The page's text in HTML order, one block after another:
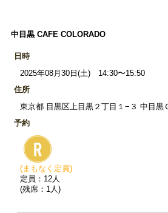
中目黒 CAFE COLORADO
日時
2025年08月30日(土) 14:30〜15:50
住所
東京都 目黒区上目黒２丁目１−３ 中目黒
予約
(まもなく定員)
定員：12人
(残席：1人)